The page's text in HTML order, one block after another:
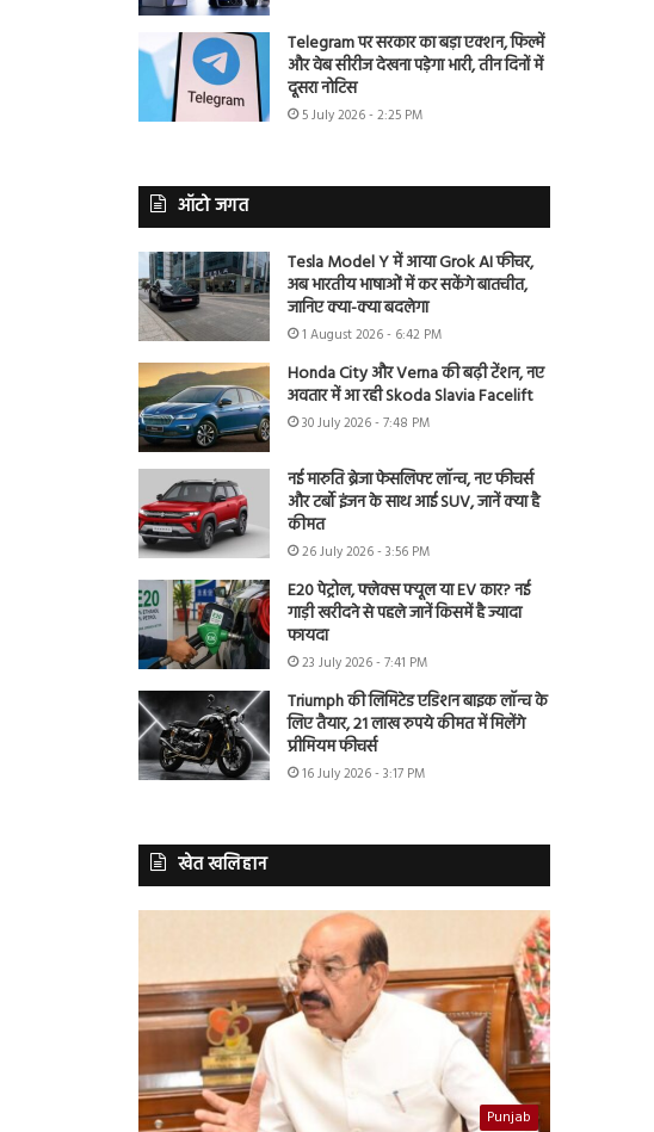
Telegram पर सरकार का बड़ा एक्शन, फिल्में
और वेब सीरीज देखना पड़ेगा भारी, तीन दिनों में
दूसरा नोटिस
5 July 2026 - 2:25 PM
ऑटो जगत
Tesla Model Y में आया Grok AI फीचर,
अब भारतीय भाषाओं में कर सकेंगे बातचीत,
जानिए क्या-क्या बदलेगा
1 August 2026 - 6:42 PM
Honda City और Verna की बढ़ी टेंशन, नए
अवतार में आ रही Skoda Slavia Facelift
30 July 2026 - 7:48 PM
नई मारुति ब्रेजा फेसलिफ्ट लॉन्च, नए फीचर्स
और टर्बो इंजन के साथ आई SUV, जानें क्या है
कीमत
26 July 2026 - 3:56 PM
E20 पेट्रोल, फ्लेक्स फ्यूल या EV कार? नई
गाड़ी खरीदने से पहले जानें किसमें है ज्यादा
फायदा
23 July 2026 - 7:41 PM
Triumph की लिमिटेड एडिशन बाइक लॉन्च के
लिए तैयार, 21 लाख रुपये कीमत में मिलेंगे
प्रीमियम फीचर्स
16 July 2026 - 3:17 PM
खेत खलिहान
Punjab